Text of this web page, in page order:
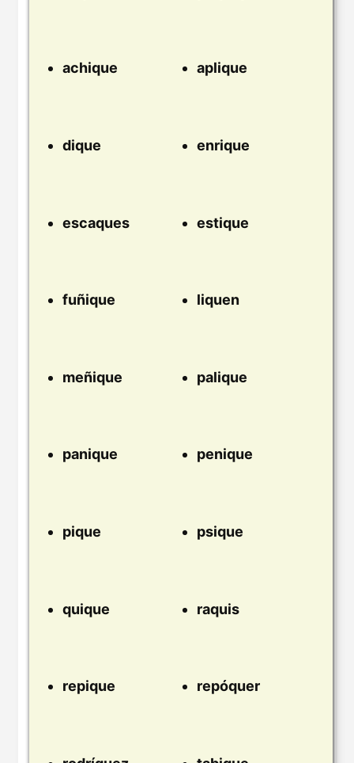
achique aplique
dique enrique
escaques estique
fuñique liquen
meñique palique
panique penique
pique psique
quique raquis
repique repóquer